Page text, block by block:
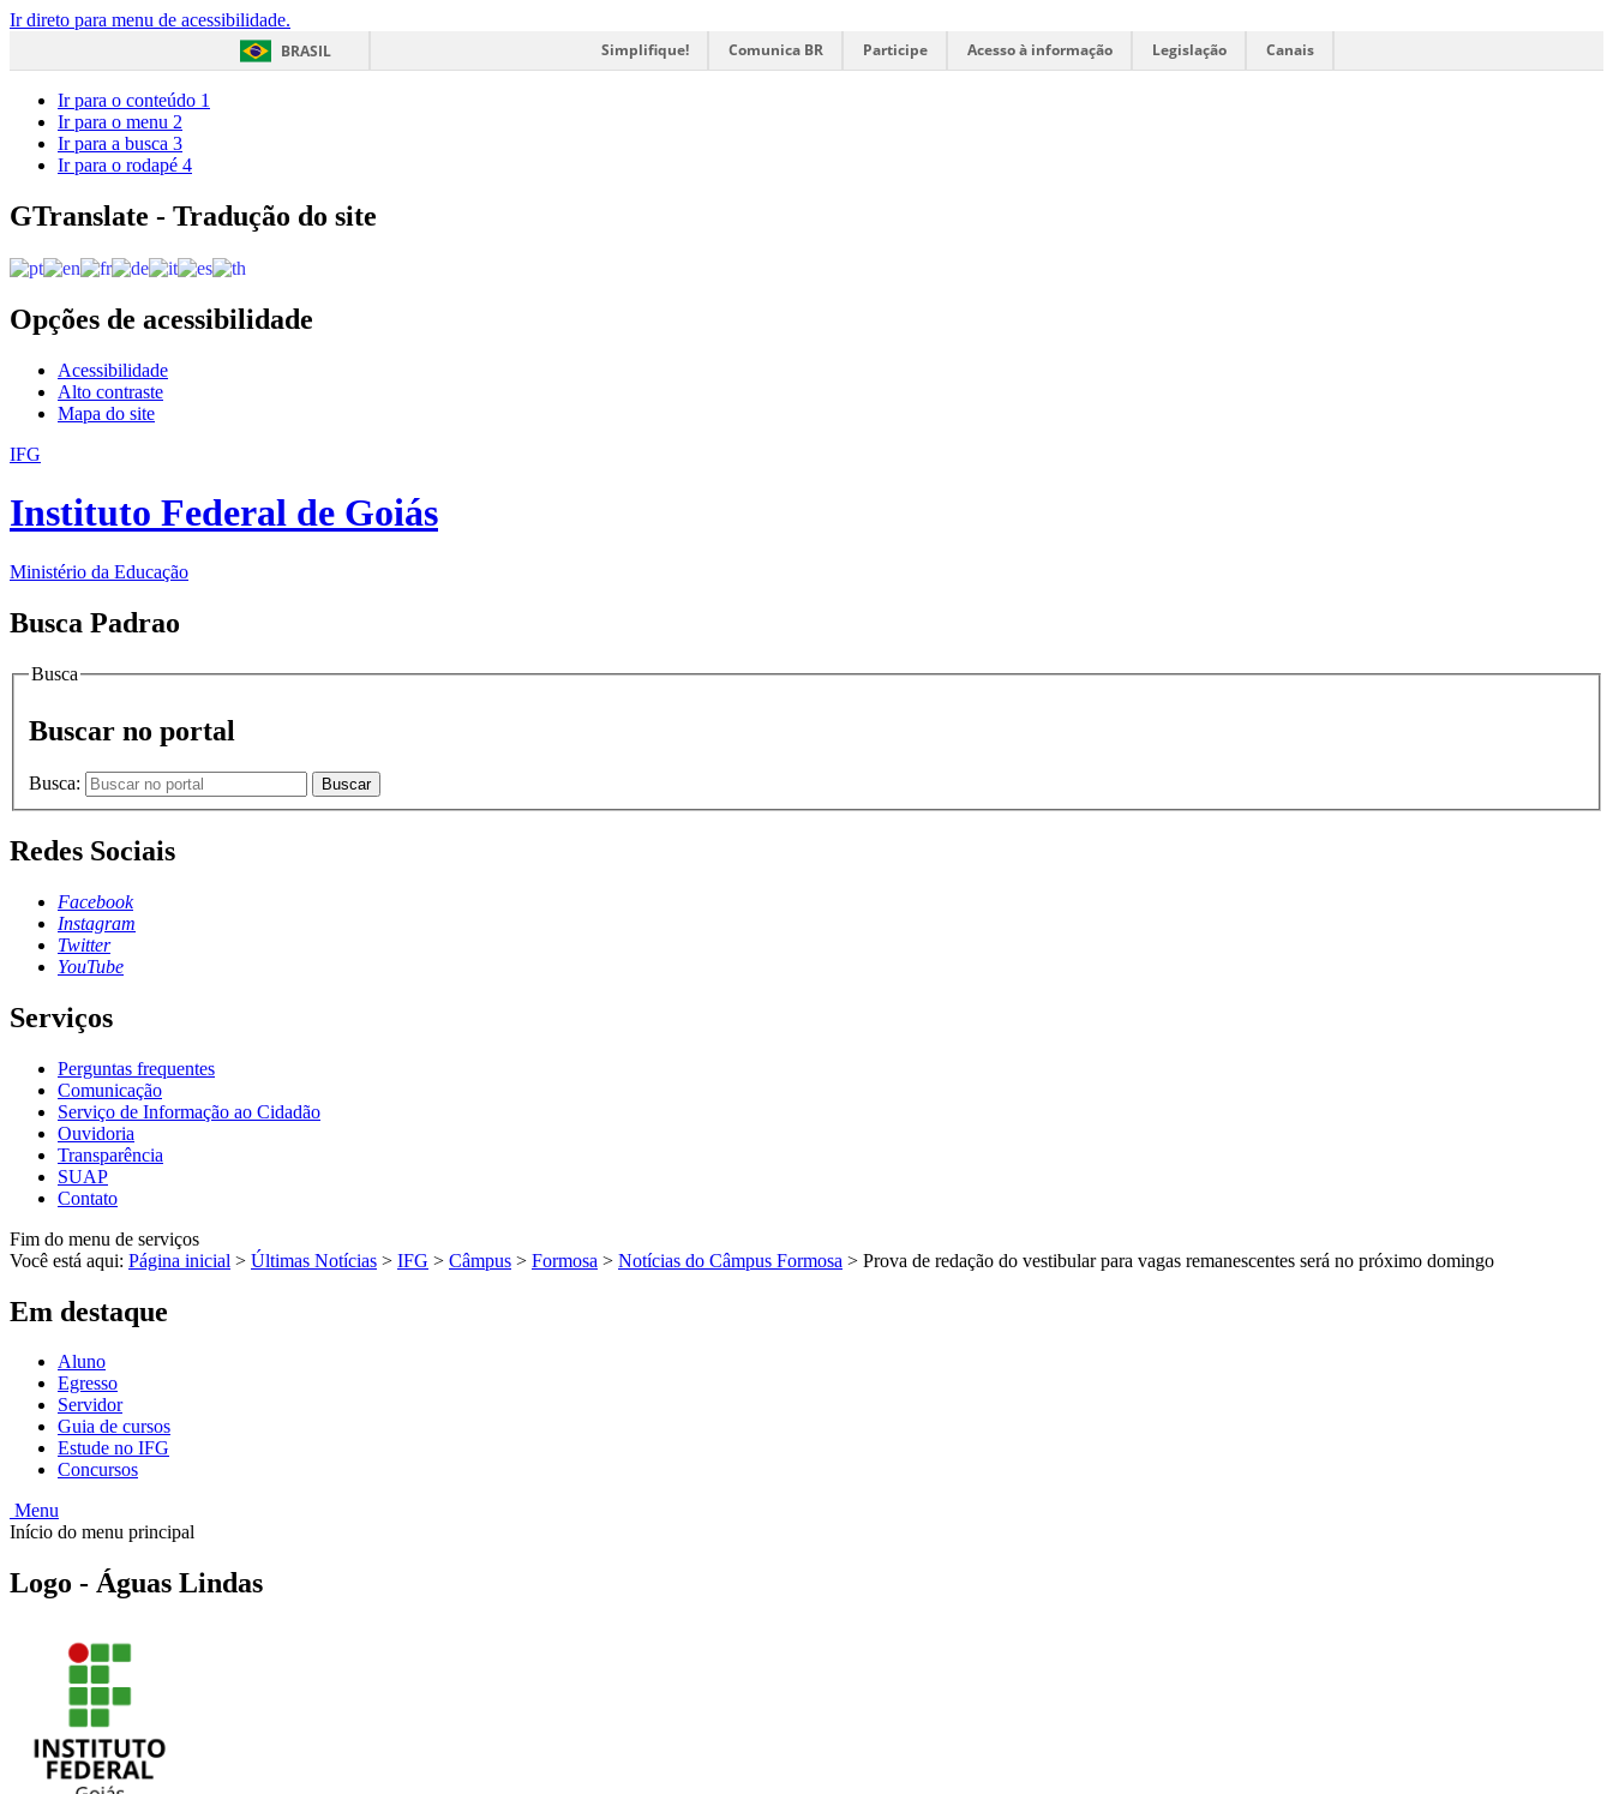
Ir direto para menu de acessibilidade.
BRASIL
Simplifique! Comunica BR Participe Acesso à informação Legislação Canais
Ir para o conteúdo 1
Ir para o menu 2
Ir para a busca 3
Ir para o rodapé 4
GTranslate - Tradução do site
Opções de acessibilidade
Acessibilidade
Alto contraste
Mapa do site
IFG
Instituto Federal de Goiás
Ministério da Educação
Busca Padrao
Busca
Buscar no portal
Busca: Buscar
Redes Sociais
Facebook
Instagram
Twitter
YouTube
Serviços
Perguntas frequentes
Comunicação
Serviço de Informação ao Cidadão
Ouvidoria
Transparência
SUAP
Contato
Fim do menu de serviços
Você está aqui: Página inicial > Últimas Notícias > IFG > Câmpus > Formosa > Notícias do Câmpus Formosa > Prova de redação do vestibular para vagas remanescentes será no próximo domingo
Em destaque
Aluno
Egresso
Servidor
Guia de cursos
Estude no IFG
Concursos
Menu
Início do menu principal
Logo - Águas Lindas